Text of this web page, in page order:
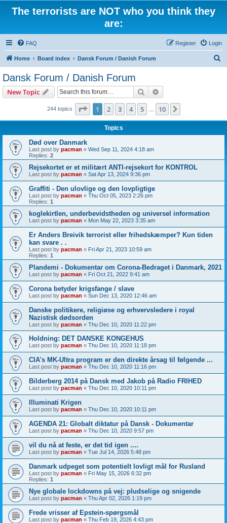
The terrorists are NOT who you think they
are:
FAQ Login
Register
Home Board index Dansk Forum / Danish Forum
Dansk Forum / Danish Forum
New Topic Search
244 topics Page 1of 10
1 2 3 4 5 10
Topics
Død over Danmark
Last post by pacman « Wed Sep 11, 2024 4:18 am
Replies: 2
Rejsekortet er et militært ANTI-rejsekort for KONTROL
Last post by pacman « Sat Apr 13, 2024 9:36 pm
Graffiti - Den ulovlige og den lovpligtige
Last post by pacman « Thu Oct 05, 2023 2:26 pm
Replies: 1
koglekirtlen, underbevidstheden og universel information
Last post by pacman « Mon May 22, 2023 3:35 am
Er Anders Breivik terrorist eller frihedskæmper? Kun tiden
kan svare . .
Last post by pacman « Fri Apr 21, 2023 10:59 am
Replies: 1
Plandemi - Dokumentar om Corona-Bedraget i Danmark, 2021
Last post by pacman « Fri Oct 21, 2022 9:41 am
Corona betyder krigsfange / slave
Last post by pacman « Sun Dec 13, 2020 12:46 am
Danske politikere, religiøse og erhvervsledere i royal
Nazistisk dødsorden
Last post by pacman « Thu Dec 10, 2020 11:22 pm
Holdning: DET DANSKE KONGEHUS
Last post by pacman « Thu Dec 10, 2020 11:18 pm
CIA's MK-Ultra program er den direkte årsag til følgende ...
Last post by pacman « Thu Dec 10, 2020 11:16 pm
Bilderberg 2014 på Dansk med Jakob på Radio FRIHED
Last post by pacman « Thu Dec 10, 2020 10:11 pm
Illuminati Krigen
Last post by pacman « Thu Dec 10, 2020 10:11 pm
AGENDA 21: Globalt diktatur på Dansk - Dokumentar
Last post by pacman « Thu Dec 10, 2020 9:57 pm
vil du nå at feste, er det tid igen ....
Last post by pacman « Tue Jul 14, 2026 5:48 pm
Danmark udpeget som potentielt lovligt mål for Rusland
Last post by pacman « Fri May 15, 2026 6:32 pm
Replies: 1
Nye globale lockdowns på vej: pludselige og snigende
Last post by pacman « Thu Apr 02, 2026 1:19 pm
Frede vrisser af Epstein-spørgsmål
Last post by pacman « Thu Feb 19, 2026 4:43 pm